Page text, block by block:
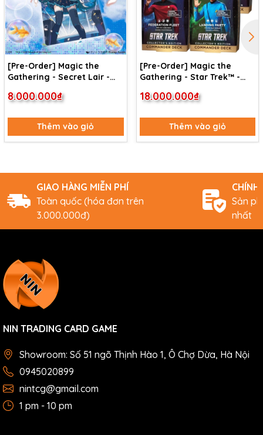
[Pre-Order] Magic the
Gathering - Secret Lair -
Miku
8.000.000₫
Thêm vào giỏ
[Pre-Order] Magic the
Gathering - Star Trek™ -
Collector's Edition (4 Deck)
18.000.000₫
Thêm vào giỏ
GIAO HÀNG MIỄN PHÍ
Toàn quốc (hóa đơn trên
3.000.000đ)
CHÍNH
Sản
nhất
NIN TRADING CARD GAME
Showroom: Số 51 ngõ Thịnh Hào 1, Ô Chợ Dừa, Hà Nội
0945020899
nintcg@gmail.com
1 pm - 10 pm